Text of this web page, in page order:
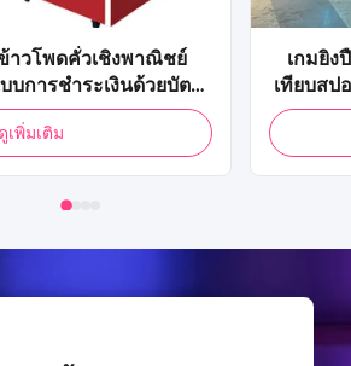
าวโพดคั่วเชิงพาณิชย์
บการชำระเงินด้วยบัตร
จำหน่ายข้าวโพดคั่วป๊อป
างสรรพสินค้า
ดูเพิ่มเติม
เกมยิง
เทียบสป
เครื่องยิ